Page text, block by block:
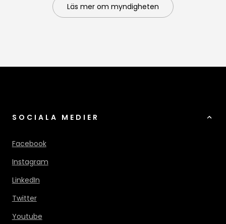
Läs mer om myndigheten
SOCIALA MEDIER
Facebook
Instagram
LinkedIn
Twitter
Youtube